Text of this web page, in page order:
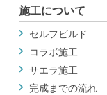
施工について
セルフビルド
コラボ施工
サエラ施工
完成までの流れ